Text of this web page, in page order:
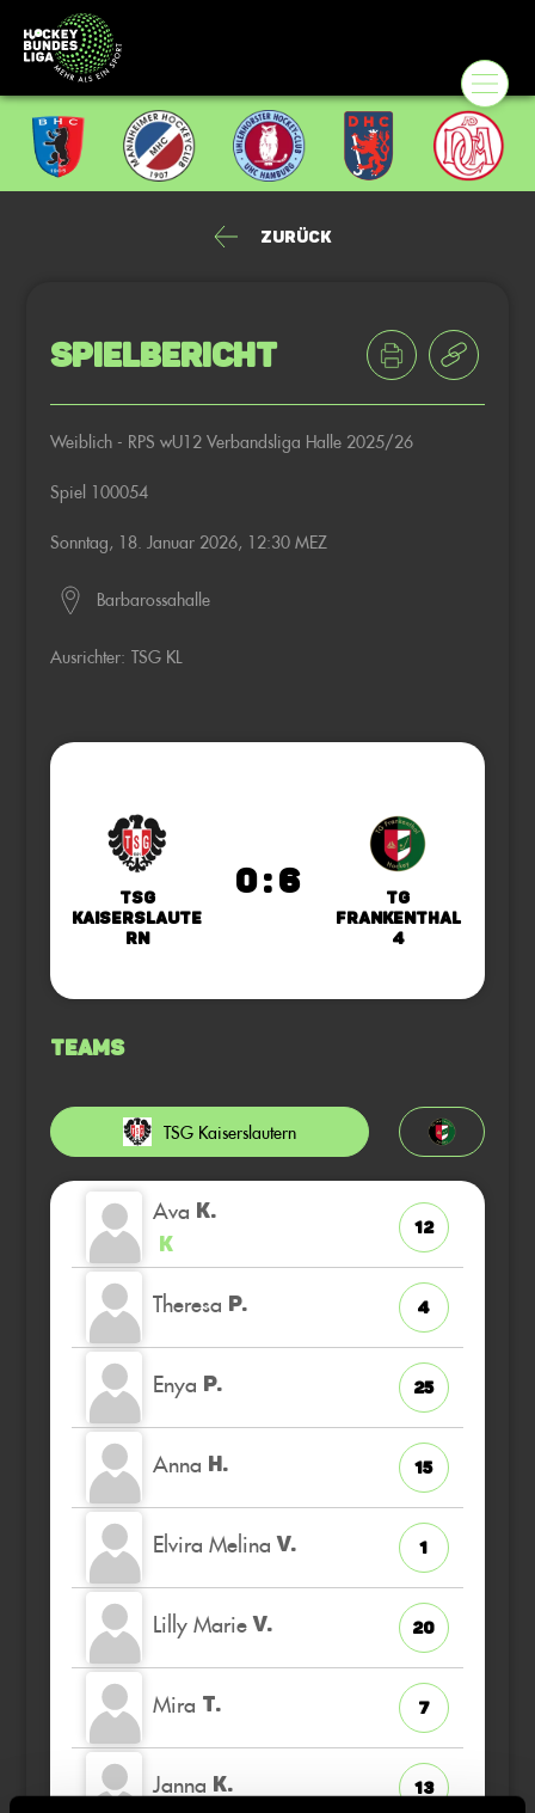
Zurück
Spielbericht
Weiblich - RPS wU12 Verbandsliga Halle 2025/26
Spiel 100054
Sonntag, 18. Januar 2026, 12:30 MEZ
Barbarossahalle
Ausrichter: TSG KL
TSG
Kaiserslaute
rn
0 : 6
TG
Frankenthal
4
Teams
TSG Kaiserslautern
Ava K.
K
12
Theresa P. 4
Enya P. 25
Anna H. 15
Elvira Melina V. 1
Lilly Marie V. 20
Mira T. 7
Janna K. 13